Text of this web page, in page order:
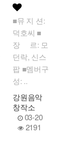
■뮤 지 션:
덕호씨 ■
장 르: 모
던락, 신스
팝 ■멤버구
성: ..
강원음악
창작소
03-20
2191